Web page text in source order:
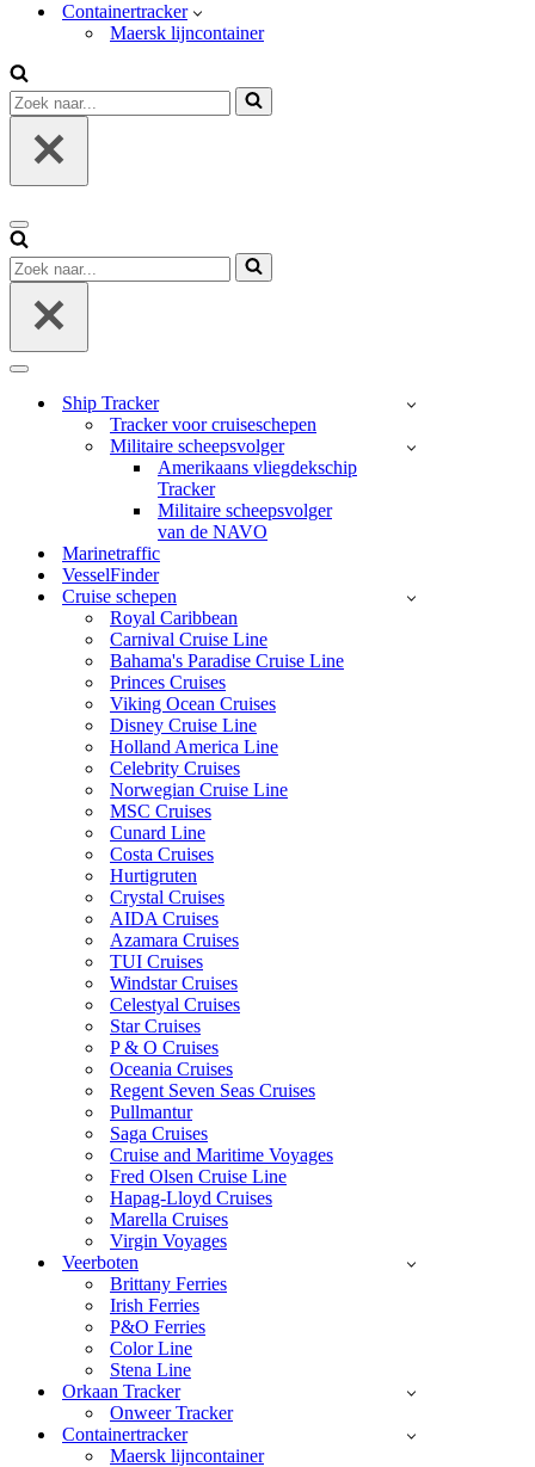
Containertracker
Maersk lijncontainer
Zoek
naar...
Navigatie
Menu
Zoek
naar...
Navigatie
Ship Tracker
Tracker voor cruiseschepen
Militaire scheepsvolger
Amerikaans vliegdekschip
Tracker
Militaire scheepsvolger
van de NAVO
Marinetraffic
VesselFinder
Cruise schepen
Royal Caribbean
Carnival Cruise Line
Bahama's Paradise Cruise Line
Princes Cruises
Viking Ocean Cruises
Disney Cruise Line
Holland America Line
Celebrity Cruises
Norwegian Cruise Line
MSC Cruises
Cunard Line
Costa Cruises
Hurtigruten
Crystal Cruises
AIDA Cruises
Azamara Cruises
TUI Cruises
Windstar Cruises
Celestyal Cruises
Star Cruises
P & O Cruises
Oceania Cruises
Regent Seven Seas Cruises
Pullmantur
Saga Cruises
Cruise and Maritime Voyages
Fred Olsen Cruise Line
Hapag-Lloyd Cruises
Marella Cruises
Virgin Voyages
Veerboten
Brittany Ferries
Irish Ferries
P&O Ferries
Color Line
Stena Line
Orkaan Tracker
Onweer Tracker
Containertracker
Maersk lijncontainer